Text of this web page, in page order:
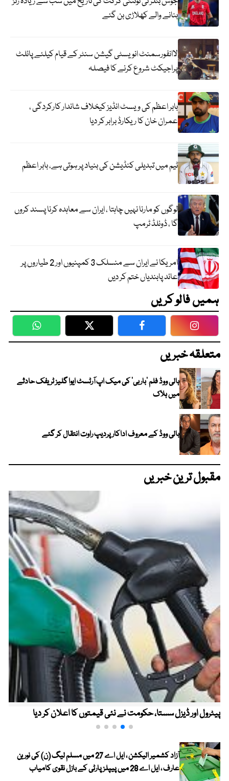
بنانے والے کھلاڑی بن گئے
لاانفورسمنٹ انویسٹی گیشن سنٹر کے قیام کیلئے پائلٹ
پراجیکٹ شروع کرنے کا فیصلہ
بابر اعظم کی ویسٹ انڈیز کیخلاف شاندار کارکردگی ،
عمران خان کا ریکارڈ برابر کر دیا
ٹیم میں تبدیلی کنڈیشن کی بنیاد پر ہوتی ہے، بابر اعظم
لوگوں کو مارنا نہیں چاہتا ، ایران سے معاہدہ کرنا پسند کروں
گا ، ڈونلڈ ٹرمپ
امریکا نے ایران سے منسلک 3 کمپنیوں اور 2 طیاروں پر
عائد پابندیاں ختم کر دیں
ہمیں فالو کریں
WhatsApp Twitter Facebook
متعلقہ خبریں
ہالی ووڈ فلم ’باربی‘ کی میک اپ آرٹسٹ ایوا گلیز ٹریفک حادثے
میں ہلاک
بالی ووڈ کے معروف اداکار پردیپ راوت انتقال کر گئے
مقبول ترین خبریں
پیٹرول اور ڈیزل سستا، حکومت نے نئی قیمتوں کا اعلان کر دیا
آزاد کشمیر الیکشن ، ایل اے 27 میں مسلم لیگ (ن) کی نورین
عارف ، ایل اے 28 میں پیپلز پارٹی کے بازل نقوی کامیاب